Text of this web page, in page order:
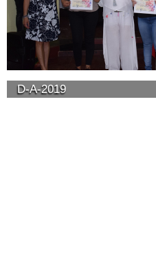
D-A-2019